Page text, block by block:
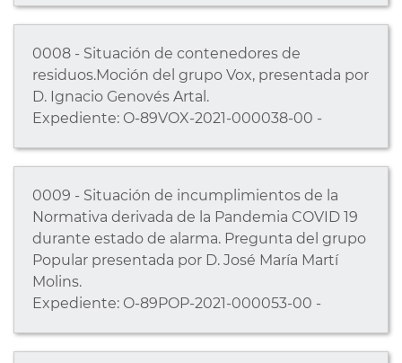
0008 - Situación de contenedores de
residuos.Moción del grupo Vox, presentada por
D. Ignacio Genovés Artal.
Expediente: O-89VOX-2021-000038-00 -
0009 - Situación de incumplimientos de la
Normativa derivada de la Pandemia COVID 19
durante estado de alarma. Pregunta del grupo
Popular presentada por D. José María Martí
Molins.
Expediente: O-89POP-2021-000053-00 -